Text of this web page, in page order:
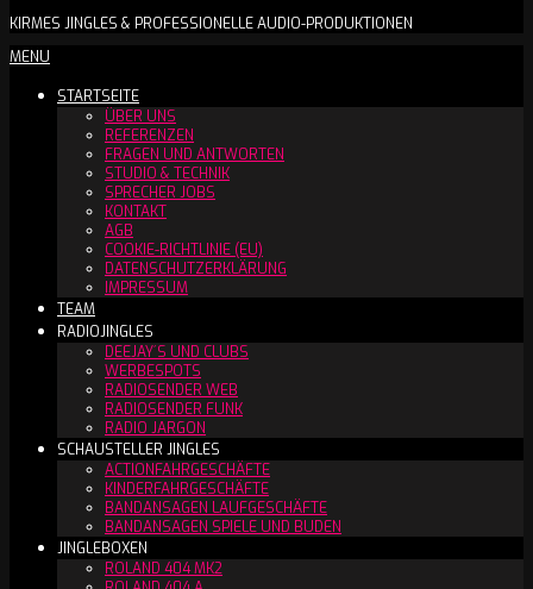
DCW
BOOKINGS™
KIRMES JINGLES & PROFESSIONELLE AUDIO-PRODUKTIONEN
Secondary
Menu
MENU
STARTSEITE
ÜBER UNS
REFERENZEN
FRAGEN UND ANTWORTEN
STUDIO & TECHNIK
SPRECHER JOBS
KONTAKT
AGB
COOKIE-RICHTLINIE (EU)
DATENSCHUTZERKLÄRUNG
IMPRESSUM
TEAM
RADIOJINGLES
DEEJAY´S UND CLUBS
WERBESPOTS
RADIOSENDER WEB
RADIOSENDER FUNK
RADIO JARGON
SCHAUSTELLER JINGLES
ACTIONFAHRGESCHÄFTE
KINDERFAHRGESCHÄFTE
BANDANSAGEN LAUFGESCHÄFTE
BANDANSAGEN SPIELE UND BUDEN
JINGLEBOXEN
ROLAND 404 MK2